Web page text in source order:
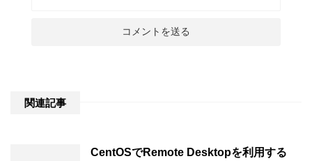
関連記事
CentOSでRemote Desktopを利用する